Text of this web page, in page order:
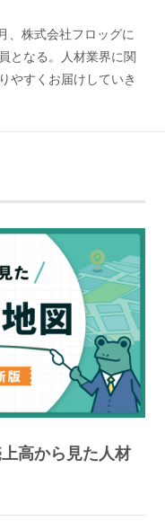
、株式会社フロッグに
となる。人材業界に関
やすくお届けしていき
上高から見た人材